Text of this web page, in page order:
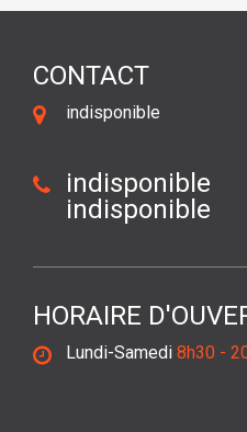
CONTACT
indisponible
indisponible
indisponible
HORAIRE
Lundi-Samedi 8h30 -